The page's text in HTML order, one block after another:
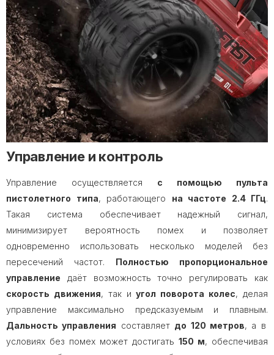
Управление и контроль
Управление осуществляется с помощью пульта
пистолетного типа, работающего на частоте 2.4 ГГц.
Такая система обеспечивает надежный сигнал,
минимизирует вероятность помех и позволяет
одновременно использовать несколько моделей без
пересечений частот. Полностью пропорциональное
управление даёт возможность точно регулировать как
скорость движения, так иугол поворота колес, делая
управление максимально предсказуемым и плавным.
Дальность управления составляет до 120 метров, а в
условиях без помех может достигать 150 м, обеспечивая